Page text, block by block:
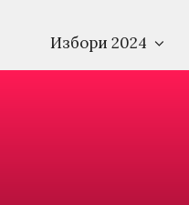
Избори 2024